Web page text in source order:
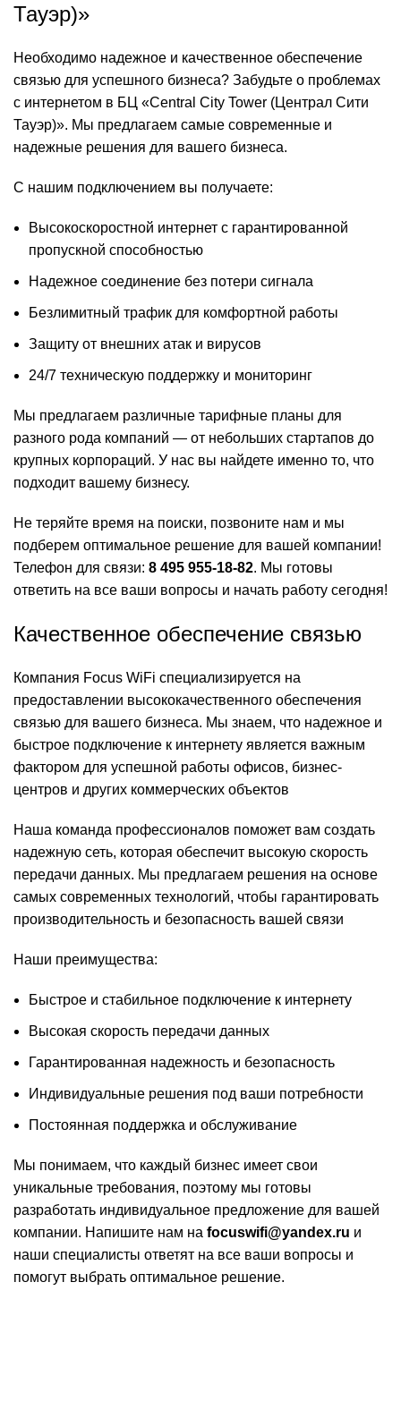
Тауэр)»
Необходимо надежное и качественное обеспечение
связью для успешного бизнеса? Забудьте о проблемах
с интернетом в БЦ «Central City Tower (Централ Сити
Тауэр)». Мы предлагаем самые современные и
надежные решения для вашего бизнеса.
С нашим подключением вы получаете:
Высокоскоростной интернет с гарантированной
пропускной способностью
Надежное соединение без потери сигнала
Безлимитный трафик для комфортной работы
Защиту от внешних атак и вирусов
24/7 техническую поддержку и мониторинг
Мы предлагаем различные тарифные планы для
разного рода компаний — от небольших стартапов до
крупных корпораций. У нас вы найдете именно то, что
подходит вашему бизнесу.
Не теряйте время на поиски, позвоните нам и мы
подберем оптимальное решение для вашей компании!
Телефон для связи: 8 495 955-18-82. Мы готовы
ответить на все ваши вопросы и начать работу сегодня!
Качественное обеспечение связью
Компания Focus WiFi специализируется на
предоставлении высококачественного обеспечения
связью для вашего бизнеса. Мы знаем, что надежное и
быстрое подключение к интернету является важным
фактором для успешной работы офисов, бизнес-
центров и других коммерческих объектов
Наша команда профессионалов поможет вам создать
надежную сеть, которая обеспечит высокую скорость
передачи данных. Мы предлагаем решения на основе
самых современных технологий, чтобы гарантировать
производительность и безопасность вашей связи
Наши преимущества:
Быстрое и стабильное подключение к интернету
Высокая скорость передачи данных
Гарантированная надежность и безопасность
Индивидуальные решения под ваши потребности
Постоянная поддержка и обслуживание
Мы понимаем, что каждый бизнес имеет свои
уникальные требования, поэтому мы готовы
разработать индивидуальное предложение для вашей
компании. Напишите нам на focuswifi@yandex.ru и
наши специалисты ответят на все ваши вопросы и
помогут выбрать оптимальное решение.